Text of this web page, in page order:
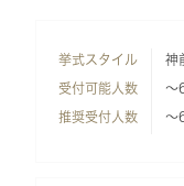
挙式スタイル 神
受付可能人数 ～
推奨受付人数 ～